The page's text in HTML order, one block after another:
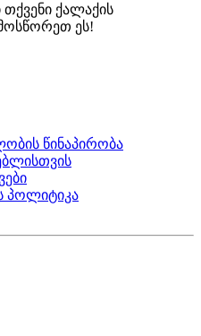
თქვენი ქალაქის
ეს!
წინაპირობა
პოლიტიკა